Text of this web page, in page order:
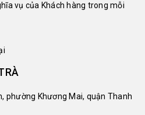
vụ của Khách hàng trong mỗi
phường Khương Mai, quận Thanh